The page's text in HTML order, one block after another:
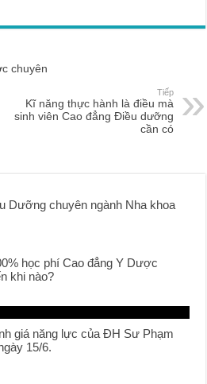
chuyên
Tiếp
Kĩ năng thực hành là điều mà
sinh viên Cao đẳng Điều dưỡng
cần có
Dưỡng chuyên ngành Nha khoa
học phí Cao đẳng Y Dược
khi nào?
giá năng lực của ĐH Sư Phạm
15/6.